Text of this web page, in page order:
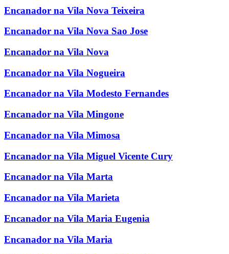
Encanador na Vila Nova Teixeira
Encanador na Vila Nova Sao Jose
Encanador na Vila Nova
Encanador na Vila Nogueira
Encanador na Vila Modesto Fernandes
Encanador na Vila Mingone
Encanador na Vila Mimosa
Encanador na Vila Miguel Vicente Cury
Encanador na Vila Marta
Encanador na Vila Marieta
Encanador na Vila Maria Eugenia
Encanador na Vila Maria